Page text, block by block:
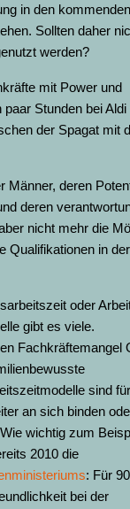
in den
Sollten daher
werden?
mit Power und
Stunden bei Aldi
der Spagat mit
Männer, deren
deren
nicht mehr die
Qualifikationen in der
oder
gibt es viele.
Fachkräftemangel
sind für
an sich binden
wichtig zum
2010 die
: Für
bei der